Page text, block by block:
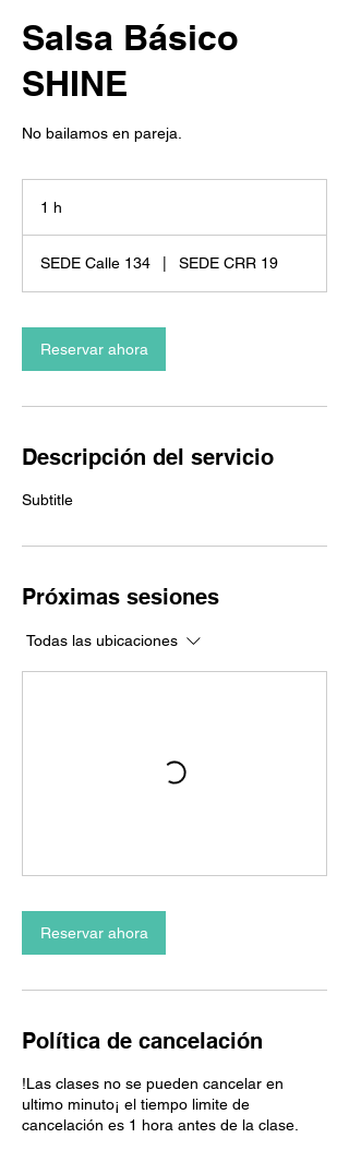
Salsa Básico
SHINE
No bailamos en pareja.
1 h
SEDE Calle 134 SEDE CRR 19
Reservar ahora
Descripción del servicio
Subtitle
Próximas sesiones
Todas las ubicaciones
Reservar ahora
Política de cancelación
!Las clases no se pueden cancelar en
ultimo minuto¡ el tiempo limite de
cancelación es 1 hora antes de la clase.